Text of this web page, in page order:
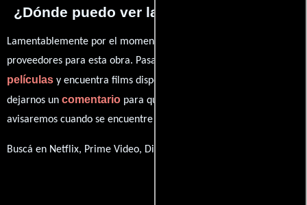
¿Dónde puedo ver la series Chapter 23?
Lamentablemente por el momento no contamos con enlaces a
proveedores para esta obra. Pasa por nuestro catálogo de
películas y encuentra films disponibles. También puedes
dejarnos un comentario para que le demos prioridad y te
avisaremos cuando se encuentre disponible
Buscá en Netflix, Prime Video, Disney+